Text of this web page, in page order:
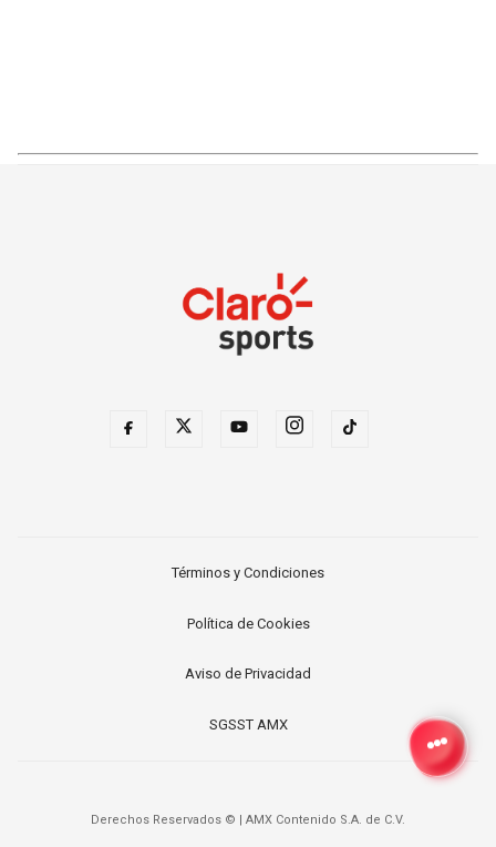
Términos y Condiciones
Política de Cookies
Aviso de Privacidad
SGSST AMX
Derechos Reservados © AMX Contenido S.A. de C.V.